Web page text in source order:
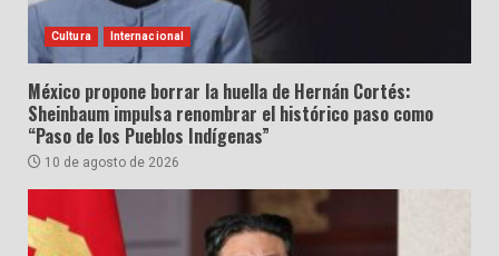
Cultura Internacional
México propone borrar la huella de Hernán Cortés:
Sheinbaum impulsa renombrar el histórico paso como
“Paso de los Pueblos Indígenas”
10 de agosto de 2026